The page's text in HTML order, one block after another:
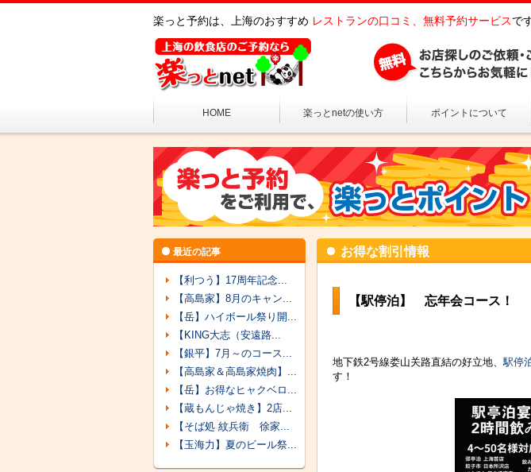
楽っと予約は、上海のおすすめ レストランの口コミ、無料予約サービスで
HOME 楽っとnetの使い方 ポイントについて
最近の記事
【利つう】17周年記念...
【高島家】8月のキャン...
【岳】ハイボール祭り開...
【KING大志（安遠路...
【銀平】7月～のコース...
【高島家＆高島家焼肉】...
【岳】お得なヒャクベロ...
【蔵もんじゃ焼き】2店...
【そば処 紋兵衛 徐家...
【玉海力】夏のビール祭...
お得な割引情報
【駅停泊】 忘年会コース！
地下鉄2号線娄山关路直結の好立地、駅停
す！